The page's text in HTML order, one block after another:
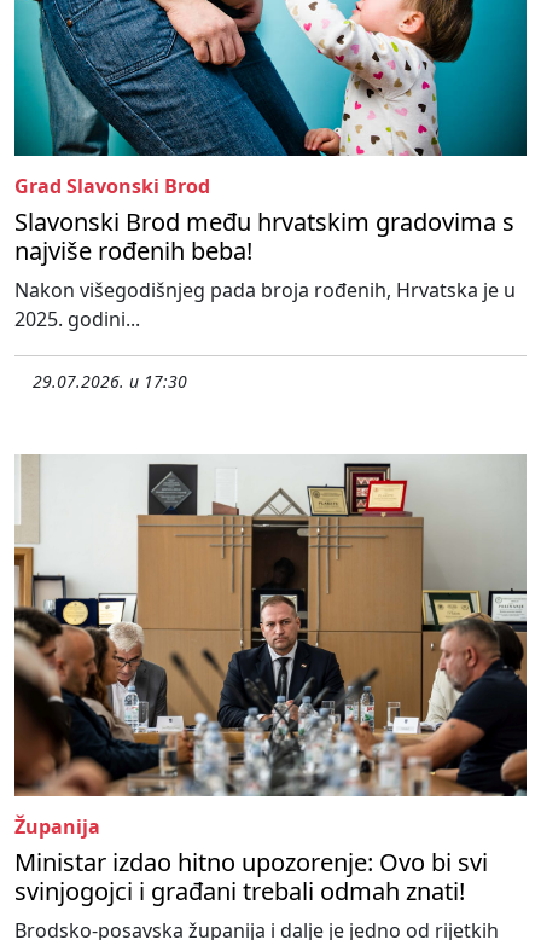
Grad Slavonski Brod
Slavonski Brod među hrvatskim gradovima s
najviše rođenih beba!
Nakon višegodišnjeg pada broja rođenih, Hrvatska je u
2025. godini...
29.07.2026. u 17:30
Županija
Ministar izdao hitno upozorenje: Ovo bi svi
svinjogojci i građani trebali odmah znati!
Brodsko-posavska županija i dalje je jedno od rijetkih